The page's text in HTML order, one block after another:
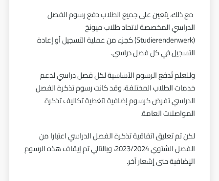
مع ذلك، يتعين على جميع الطلاب دفع رسوم الفصل
الدراسي المخصصة لاتحاد طلاب ميونخ
(Studierendenwerk) كجزء من عملية التسجيل أو إعادة
التسجيل في كل فصل دراسي.
وللعلم تُدفع الرسوم الأساسية لكل فصل دراسي لدعم
خدمات الطلاب المختلفة، وقد كانت رسوم تذكرة الفصل
الدراسي تفرض كرسوم إضافية لتغطية تكاليف تذكرة
المواصلات العامة.
لكن تم تعليق اتفاقية تذكرة الفصل الدراسي اعتبارا من
الفصل الشتوي 2023/2024، وبالتالي تم إيقاف هذه الرسوم
الإضافية حتى إشعار آخر.